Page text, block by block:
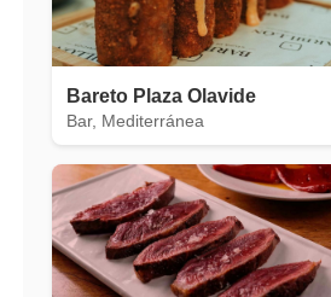
Bareto Plaza Olavide
Bar, Mediterránea